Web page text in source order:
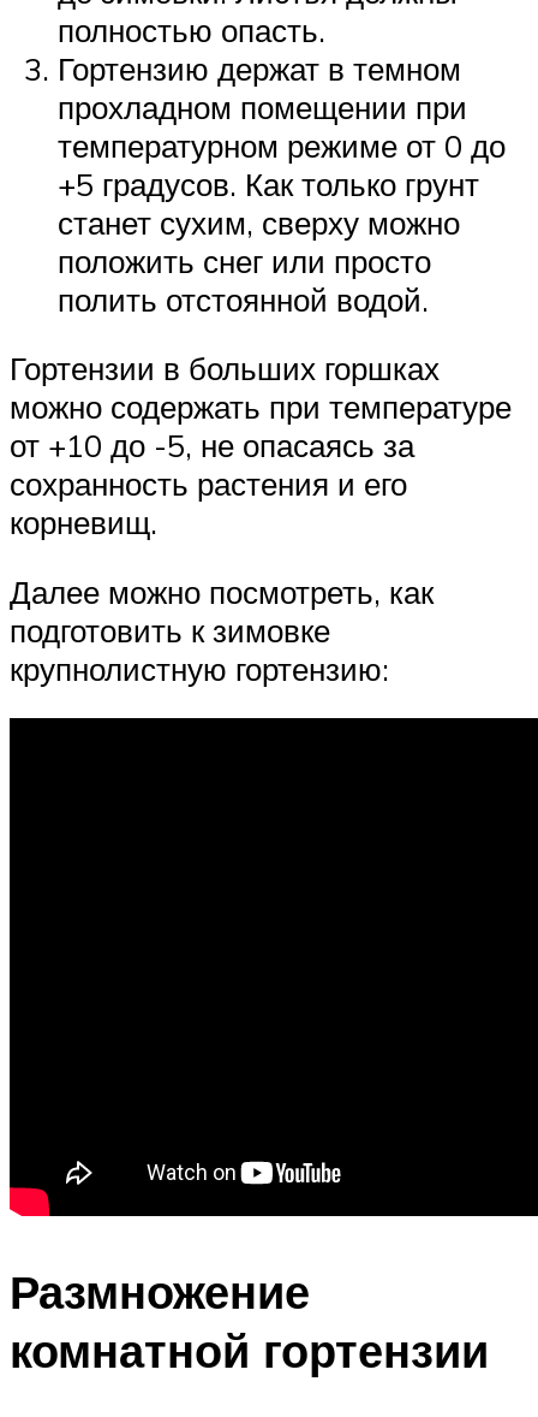
полностью опасть.
Гортензию держат в темном
прохладном помещении при
температурном режиме от 0 до
+5 градусов. Как только грунт
станет сухим, сверху можно
положить снег или просто
полить отстоянной водой.
Гортензии в больших горшках
можно содержать при температуре
от +10 до -5, не опасаясь за
сохранность растения и его
корневищ.
Далее можно посмотреть, как
подготовить к зимовке
крупнолистную гортензию:
Размножение
комнатной гортензии